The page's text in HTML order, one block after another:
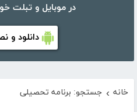
در موبایل و تبلت
دانلود و
خانه › جستجو: برنامه تحصیلی